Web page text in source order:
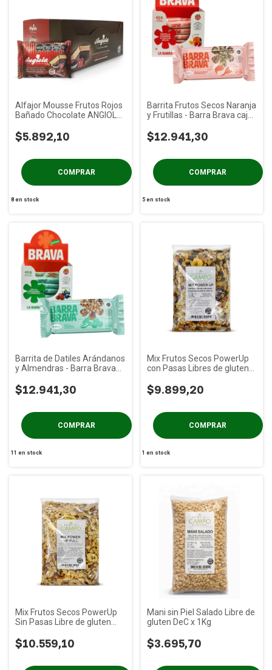
Alfajor Mousse Frutos Rojos
Bañado Chocolate ANGIOLA
$5.892,10
8en stock
Barrita Frutos Secos Naranja
y Frutillas - Barra Brava caja
$12.941,30
5 en stock
Barrita de Datiles Arándanos
y Almendras - Barra Brava
$12.941,30
11 en stock
Mix Frutos Secos PowerUp
con Pasas Libres de gluten
$9.899,20
1 en stock
Mix Frutos Secos PowerUp
Sin Pasas Libre de gluten
$10.559,10
Mani sin Piel Salado Libre de
gluten DeC x 1Kg
$3.695,70